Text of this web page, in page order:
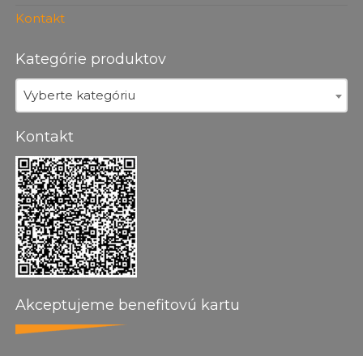
Kontakt
Kategórie produktov
Vyberte kategóriu
Kontakt
Akceptujeme benefitovú kartu